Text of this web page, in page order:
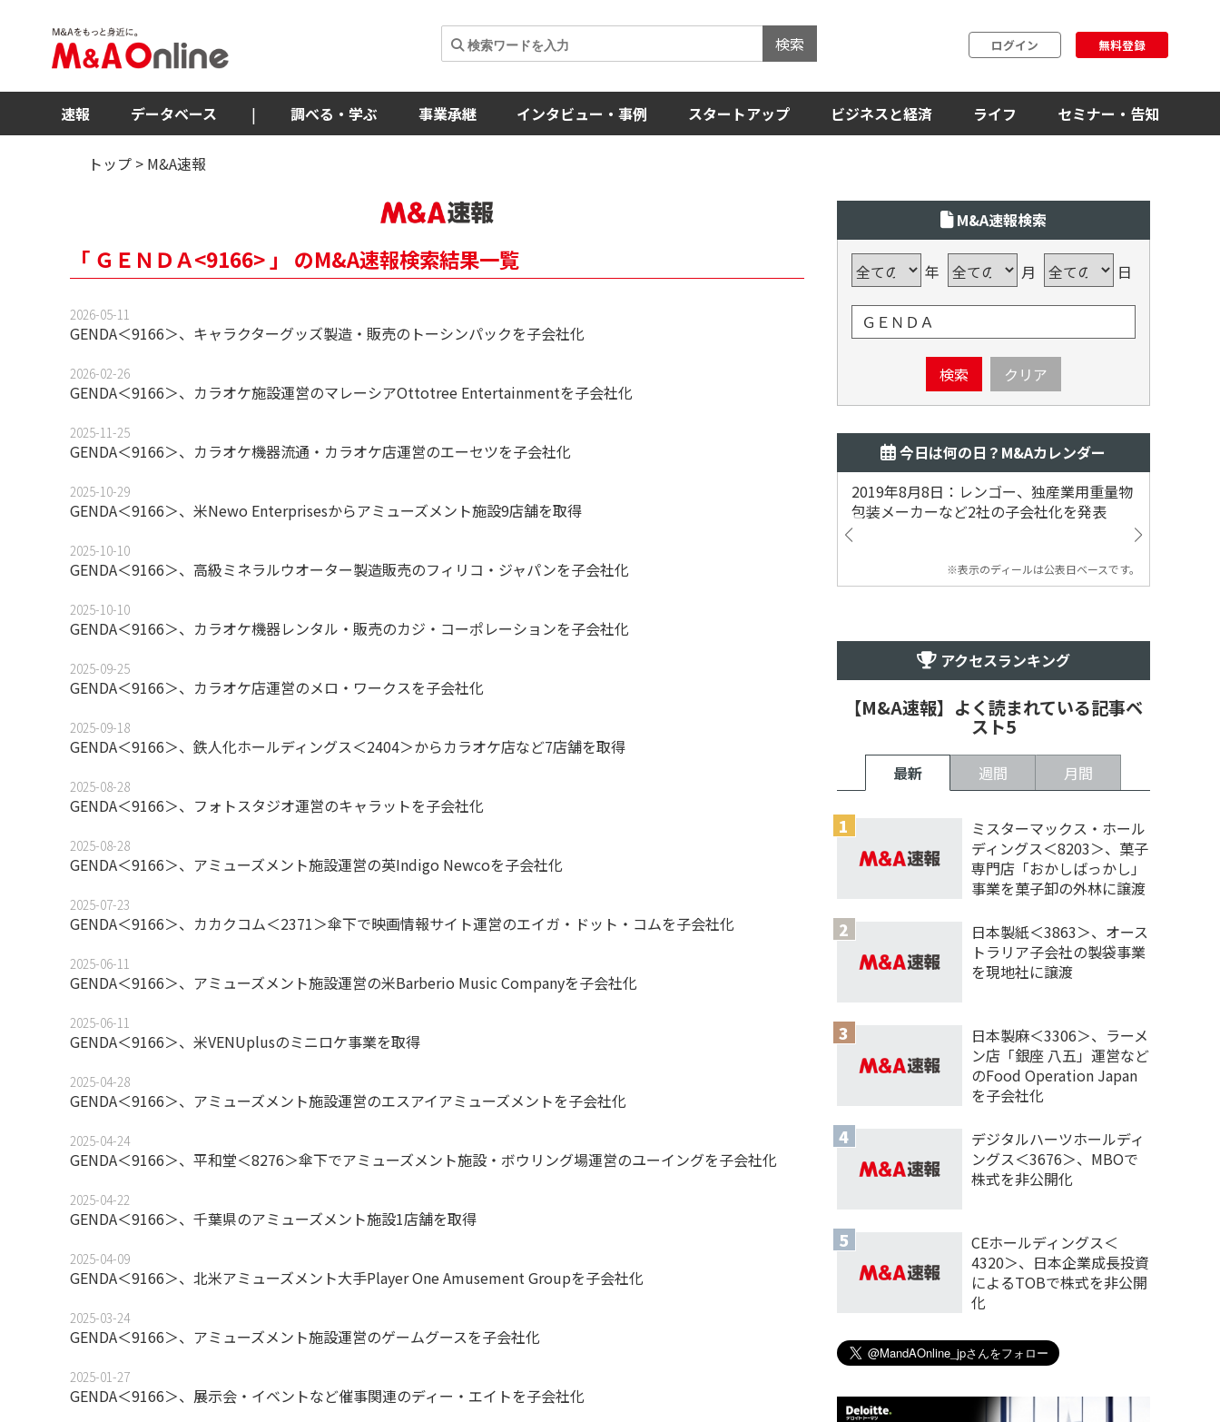
検索 ログイン 無料登録
速報 データベース | 調べる・学ぶ 事業承継 インタビュー・事例 スタートアップ ビジネスと経済 ライフ セミナー・告知
トップ > M&A速報
「 ＧＥＮＤＡ<9166> 」 のM&A速報検索結果一覧
2026-05-11
GENDA＜9166＞、キャラクターグッズ製造・販売のトーシンパックを子会社化
2026-02-26
GENDA＜9166＞、カラオケ施設運営のマレーシアOttotree Entertainmentを子会社化
2025-11-25
GENDA＜9166＞、カラオケ機器流通・カラオケ店運営のエーセツを子会社化
2025-10-29
GENDA＜9166＞、米Newo Enterprisesからアミューズメント施設9店舗を取得
2025-10-10
GENDA＜9166＞、高級ミネラルウオーター製造販売のフィリコ・ジャパンを子会社化
2025-10-10
GENDA＜9166＞、カラオケ機器レンタル・販売のカジ・コーポレーションを子会社化
2025-09-25
GENDA＜9166＞、カラオケ店運営のメロ・ワークスを子会社化
2025-09-18
GENDA＜9166＞、鉄人化ホールディングス＜2404＞からカラオケ店など7店舗を取得
2025-08-28
GENDA＜9166＞、フォトスタジオ運営のキャラットを子会社化
2025-08-28
GENDA＜9166＞、アミューズメント施設運営の英Indigo Newcoを子会社化
2025-07-23
GENDA＜9166＞、カカクコム＜2371＞傘下で映画情報サイト運営のエイガ・ドット・コムを子会社化
2025-06-11
GENDA＜9166＞、アミューズメント施設運営の米Barberio Music Companyを子会社化
2025-06-11
GENDA＜9166＞、米VENUplusのミニロケ事業を取得
2025-04-28
GENDA＜9166＞、アミューズメント施設運営のエスアイアミューズメントを子会社化
2025-04-24
GENDA＜9166＞、平和堂＜8276＞傘下でアミューズメント施設・ボウリング場運営のユーイングを子会社化
2025-04-22
GENDA＜9166＞、千葉県のアミューズメント施設1店舗を取得
2025-04-09
GENDA＜9166＞、北米アミューズメント大手Player One Amusement Groupを子会社化
2025-03-24
GENDA＜9166＞、アミューズメント施設運営のゲームグースを子会社化
2025-01-27
GENDA＜9166＞、展示会・イベントなど催事関連のディー・エイトを子会社化
M&A速報検索
年 月 日
検索 クリア
今日は何の日？M&Aカレンダー
2019年8月8日：レンゴー、独産業用重量物
包装メーカーなど2社の子会社化を発表
※表示のディールは公表日ベースです。
アクセスランキング
【M&A速報】よく読まれている記事ベ
スト5
最新 週間 月間
ミスターマックス・ホール
ディングス＜8203＞、菓子
専門店「おかしばっかし」
事業を菓子卸の外林に譲渡
日本製紙＜3863＞、オース
トラリア子会社の製袋事業
を現地社に譲渡
日本製麻＜3306＞、ラーメ
ン店「銀座 八五」運営など
のFood Operation Japan
を子会社化
デジタルハーツホールディ
ングス＜3676＞、MBOで
株式を非公開化
CEホールディングス＜
4320＞、日本企業成長投資
によるTOBで株式を非公開
化